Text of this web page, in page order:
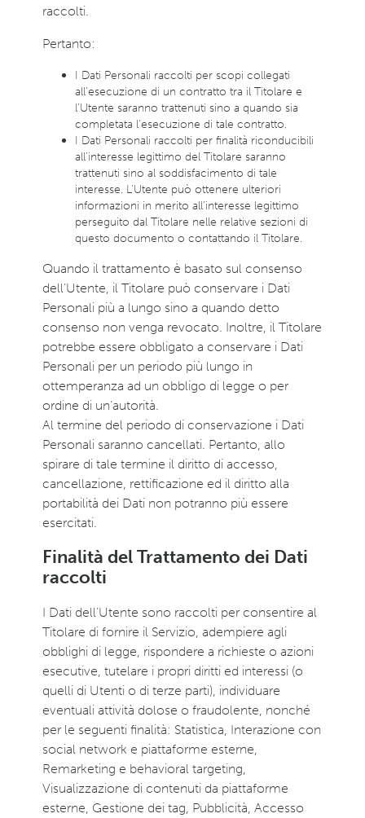
raccolti.
Pertanto:
I Dati Personali raccolti per scopi collegati
all’esecuzione di un contratto tra il Titolare e
l’Utente saranno trattenuti sino a quando sia
completata l’esecuzione di tale contratto.
I Dati Personali raccolti per finalità riconducibili
all’interesse legittimo del Titolare saranno
trattenuti sino al soddisfacimento di tale
interesse. L’Utente può ottenere ulteriori
informazioni in merito all’interesse legittimo
perseguito dal Titolare nelle relative sezioni di
questo documento o contattando il Titolare.
Quando il trattamento è basato sul consenso
dell’Utente, il Titolare può conservare i Dati
Personali più a lungo sino a quando detto
consenso non venga revocato. Inoltre, il Titolare
potrebbe essere obbligato a conservare i Dati
Personali per un periodo più lungo in
ottemperanza ad un obbligo di legge o per
ordine di un’autorità.
Al termine del periodo di conservazione i Dati
Personali saranno cancellati. Pertanto, allo
spirare di tale termine il diritto di accesso,
cancellazione, rettificazione ed il diritto alla
portabilità dei Dati non potranno più essere
esercitati.
Finalità del Trattamento dei Dati
raccolti
I Dati dell’Utente sono raccolti per consentire al
Titolare di fornire il Servizio, adempiere agli
obblighi di legge, rispondere a richieste o azioni
esecutive, tutelare i propri diritti ed interessi (o
quelli di Utenti o di terze parti), individuare
eventuali attività dolose o fraudolente, nonché
per le seguenti finalità: Statistica, Interazione con
social network e piattaforme esterne,
Remarketing e behavioral targeting,
Visualizzazione di contenuti da piattaforme
esterne, Gestione dei tag, Pubblicità, Accesso